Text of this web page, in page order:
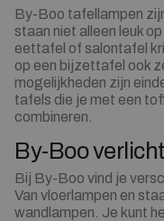
By-Boo tafellampen
staan niet alleen leuk
eettafel of salontafel
op een bijzettafel ook
mogelijkheden zijn
tafels die je met een
combineren.
By-Boo
Bij By-Boo vind je
Van vloerlampen en
wandlampen. Je kunt